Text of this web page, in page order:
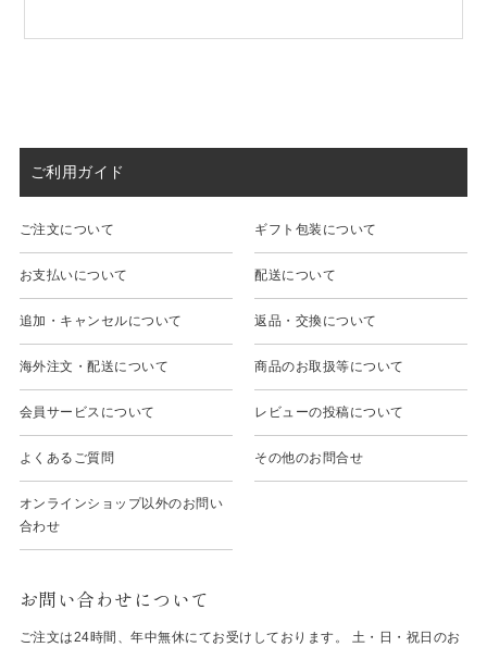
ご利用ガイド
ご注文について ギフト包装について
お支払いについて 配送について
追加・キャンセルについて 返品・交換について
海外注文・配送について 商品のお取扱等について
会員サービスについて レビューの投稿について
よくあるご質問 その他のお問合せ
オンラインショップ以外のお問い
合わせ
お問い合わせについて
ご注文は24時間、年中無休にてお受けしております。 土・日・祝日のお